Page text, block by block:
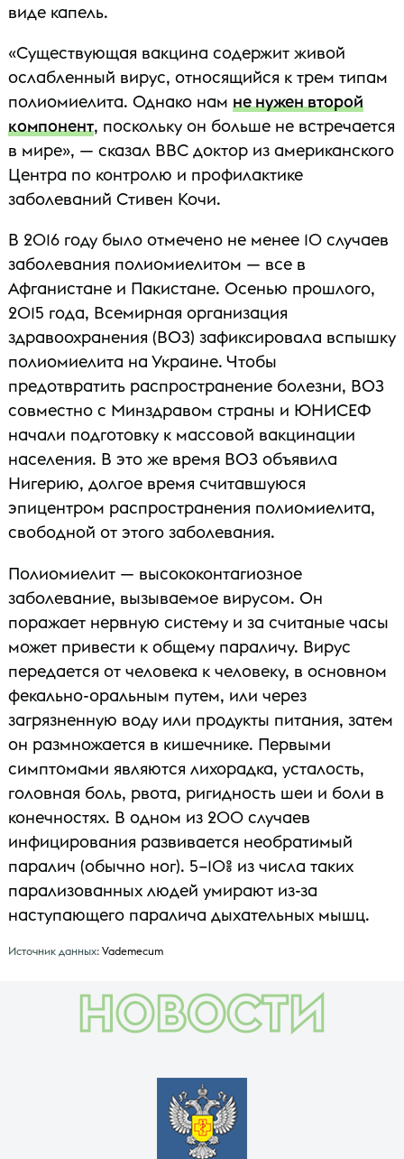
виде капель.
«Существующая вакцина содержит живой
ослабленный вирус, относящийся к трем типам
полиомиелита. Однако нам не нужен второй
компонент, поскольку он больше не встречается
в мире», — сказал BBC доктор из американского
Центра по контролю и профилактике
заболеваний Стивен Кочи.
В 2016 году было отмечено не менее 10 случаев
заболевания полиомиелитом — все в
Афганистане и Пакистане. Осенью прошлого,
2015 года, Всемирная организация
здравоохранения (ВОЗ) зафиксировала вспышку
полиомиелита на Украине. Чтобы
предотвратить распространение болезни, ВОЗ
совместно с Минздравом страны и ЮНИСЕФ
начали подготовку к массовой вакцинации
населения. В это же время ВОЗ объявила
Нигерию, долгое время считавшуюся
эпицентром распространения полиомиелита,
свободной от этого заболевания.
Полиомиелит — высококонтагиозное
заболевание, вызываемое вирусом. Он
поражает нервную систему и за считаные часы
может привести к общему параличу. Вирус
передается от человека к человеку, в основном
фекально-оральным путем, или через
загрязненную воду или продукты питания, затем
он размножается в кишечнике. Первыми
симптомами являются лихорадка, усталость,
головная боль, рвота, ригидность шеи и боли в
конечностях. В одном из 200 случаев
инфицирования развивается необратимый
паралич (обычно ног). 5–10% из числа таких
парализованных людей умирают из-за
наступающего паралича дыхательных мышц.
Источник данных: Vademecum
НОВОСТИ